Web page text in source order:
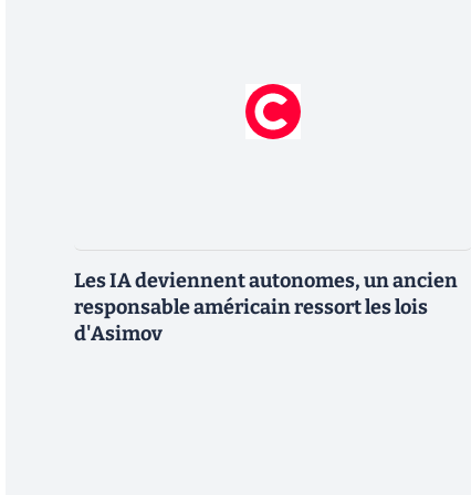
Les IA deviennent autonomes, un ancien
responsable américain ressort les lois
d'Asimov